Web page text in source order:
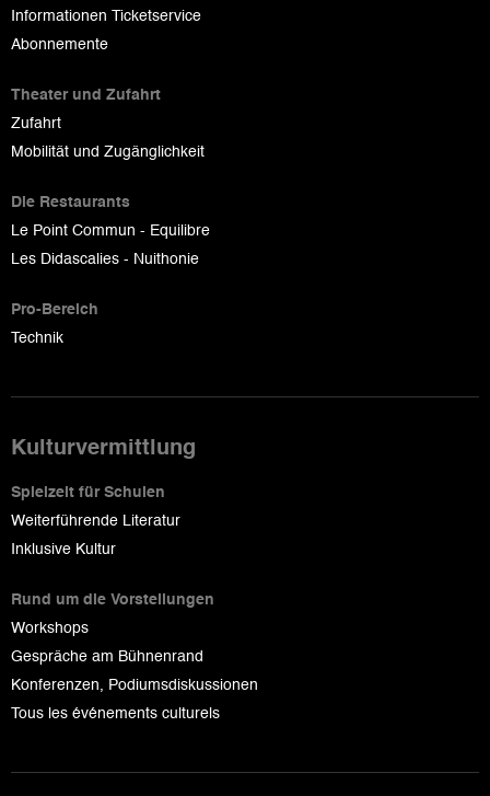
Informationen Ticketservice
Abonnemente
Theater und Zufahrt
Zufahrt
Mobilität und Zugänglichkeit
Die Restaurants
Le Point Commun - Equilibre
Les Didascalies - Nuithonie
Pro-Bereich
Technik
Kulturvermittlung
Spielzeit für Schulen
Weiterführende Literatur
Inklusive Kultur
Rund um die Vorstellungen
Workshops
Gespräche am Bühnenrand
Konferenzen, Podiumsdiskussionen
Tous les événements culturels